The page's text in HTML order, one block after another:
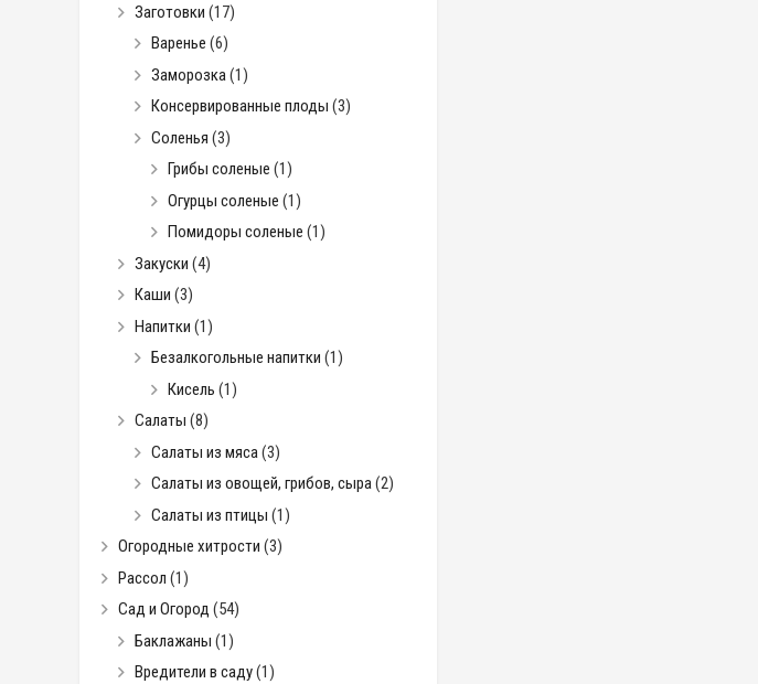
Заготовки (17)
Варенье (6)
Заморозка (1)
Консервированные плоды (3)
Соленья (3)
Грибы соленые (1)
Огурцы соленые (1)
Помидоры соленые (1)
Закуски (4)
Каши (3)
Напитки (1)
Безалкогольные напитки (1)
Кисель (1)
Салаты (8)
Салаты из мяса (3)
Салаты из овощей, грибов, сыра(2)
Салаты из птицы (1)
Огородные хитрости (3)
Рассол (1)
Сад и Огород (54)
Баклажаны (1)
Вредители в саду(1)